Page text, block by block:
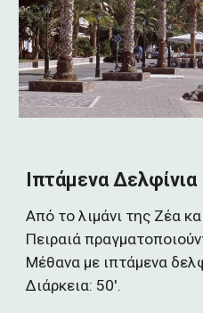
Ιπτάμενα Δελφίνια
Από το λιμάνι της Ζέα
Πειραιά
Μέθανα με ιπτάμενα
Διάρκεια: 50'.